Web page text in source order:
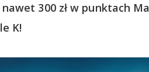
300 zł w punktach
K!